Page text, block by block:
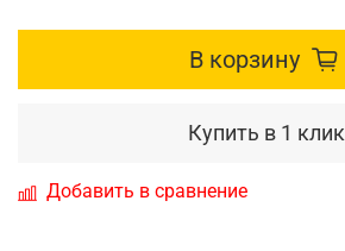
В корзину
Купить в 1 клик
Добавить в сравнение